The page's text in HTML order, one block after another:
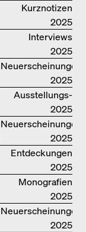
Kurznotizen
2025
Interviews
2025
Neuerscheinungen
2025
Ausstellungs­
kataloge
2025
Neuerscheinungen
2025
Entdeckungen
2025
Monografien
2025
Neuerscheinungen
2025